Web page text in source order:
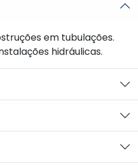
em tubulações.
hidráulicas.